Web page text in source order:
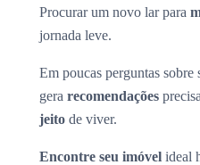
Procurar um novo lar para
jornada leve.
Em poucas perguntas sobre
gera recomendações
jeito de viver.
Encontre seu imóvel ideal